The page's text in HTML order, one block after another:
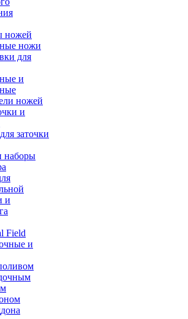
ножей
ножи
для
и
ножей
и
заточки
наборы
и
Field
и